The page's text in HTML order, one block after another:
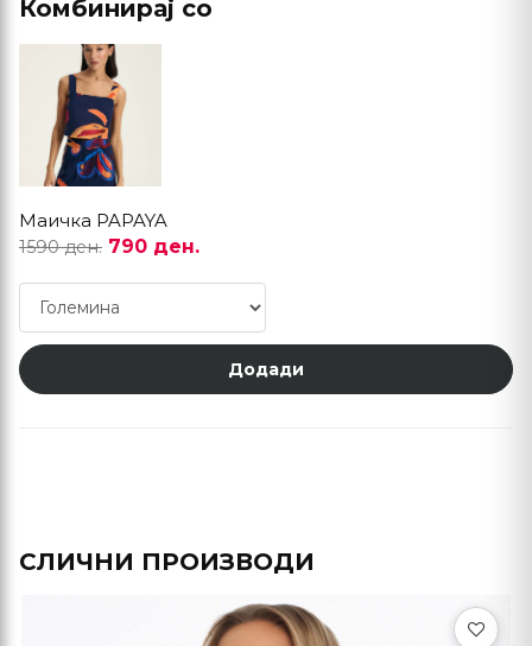
Комбинирај со
Маичка PAPAYA
1590 ден. 790 ден.
Додади
СЛИЧНИ ПРОИЗВОДИ